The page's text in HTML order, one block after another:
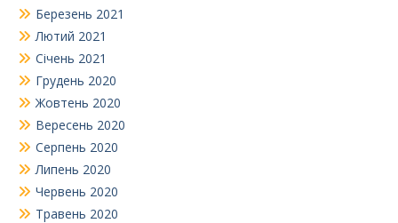
Березень 2021
Лютий 2021
Січень 2021
Грудень 2020
Жовтень 2020
Вересень 2020
Серпень 2020
Липень 2020
Червень 2020
Травень 2020